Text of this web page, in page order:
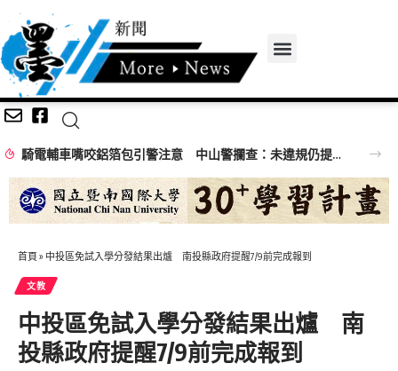
騎電輔車嘴咬鋁箔包引警注意 中山警攔查：未違規仍提醒專心騎乘
首頁 » 中投區免試入學分發結果出爐 南投縣政府提醒7/9前完成報到
文教
中投區免試入學分發結果出爐 南
投縣政府提醒7/9前完成報到